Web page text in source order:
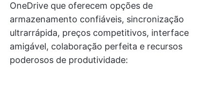
OneDrive que oferecem opções de
armazenamento confiáveis, sincronização
ultrarrápida, preços competitivos, interface
amigável, colaboração perfeita e recursos
poderosos de produtividade: